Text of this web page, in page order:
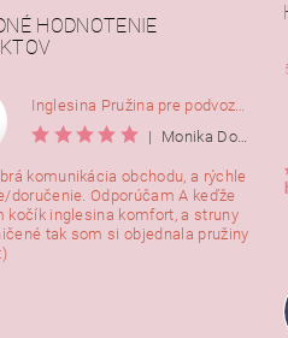
HODNOTENIE
|
Monika Dorušáková
komunikácia obchodu, a rýchle
doručenie. Odporúčam A keďže
kočík inglesina komfort, a struny
tak som si objednala pružiny